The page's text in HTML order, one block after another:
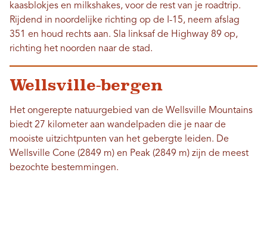
kaasblokjes en milkshakes, voor de rest van je roadtrip.
Rijdend in noordelijke richting op de I-15, neem afslag
351 en houd rechts aan. Sla linksaf de Highway 89 op,
richting het noorden naar de stad.
Wellsville-bergen
Het ongerepte natuurgebied van de Wellsville Mountains
biedt 27 kilometer aan wandelpaden die je naar de
mooiste uitzichtpunten van het gebergte leiden. De
Wellsville Cone (2849 m) en Peak (2849 m) zijn de meest
bezochte bestemmingen.